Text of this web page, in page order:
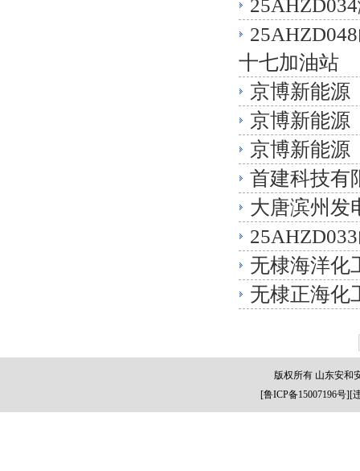
十七加油站
京博新能源
京博新能源
京博新能源
首建科技有
大唐滨州发
无棣海洋化
无棣正海化
版权所有 山东安和
[鲁ICP备15007196号][